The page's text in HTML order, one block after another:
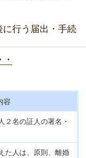
行う届出・手続
容
２名の証人の署名・
た人は、原則、離婚